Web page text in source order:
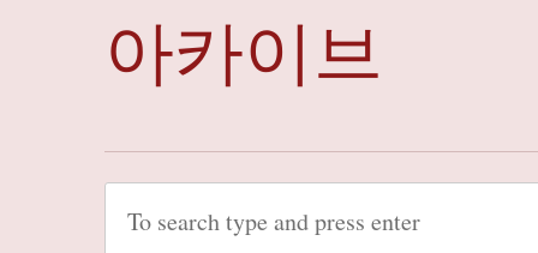
아카이브